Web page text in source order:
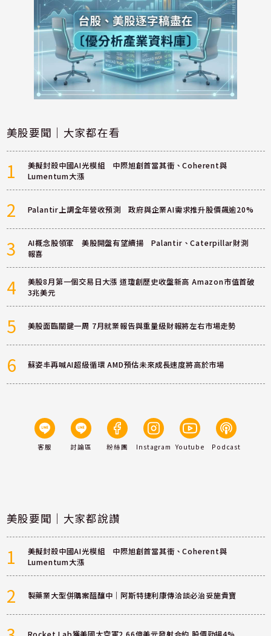
美股要聞｜大家都在看
1
美擬封殺中國AI光模組 中際旭創首當其衝、Coherent與
Lumentum大漲
2 Palantir上調全年營收預測 政府與企業AI需求推升股價飆逾20%
3
AI概念股領軍 美股開盤有望續揚 Palantir、Caterpillar財測
報喜
4
美股8月第一個交易日大漲 道瓊創歷史收盤新高 Amazon市值首破
3兆美元
5 美股面臨關鍵一周 7月就業報告與重量級財報將左右市場走勢
6 蘇姿丰再喊AI超級循環 AMD預估未來成長速度將高於市場
客服 討論區 粉絲團 Instagram Youtube Podcast
美股要聞｜大家都說讚
1
美擬封殺中國AI光模組 中際旭創首當其衝、Coherent與
Lumentum大漲
2 製藥業大型併購案醞釀中｜阿斯特捷利康傳洽談必治妥施貴寶